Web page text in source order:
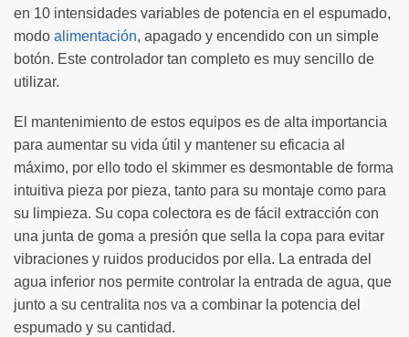
en 10 intensidades variables de potencia en el espumado,
modo alimentación, apagado y encendido con un simple
botón. Este controlador tan completo es muy sencillo de
utilizar.
El mantenimiento de estos equipos es de alta importancia
para aumentar su vida útil y mantener su eficacia al
máximo, por ello todo el skimmer es desmontable de forma
intuitiva pieza por pieza, tanto para su montaje como para
su limpieza. Su copa colectora es de fácil extracción con
una junta de goma a presión que sella la copa para evitar
vibraciones y ruidos producidos por ella. La entrada del
agua inferior nos permite controlar la entrada de agua, que
junto a su centralita nos va a combinar la potencia del
espumado y su cantidad.